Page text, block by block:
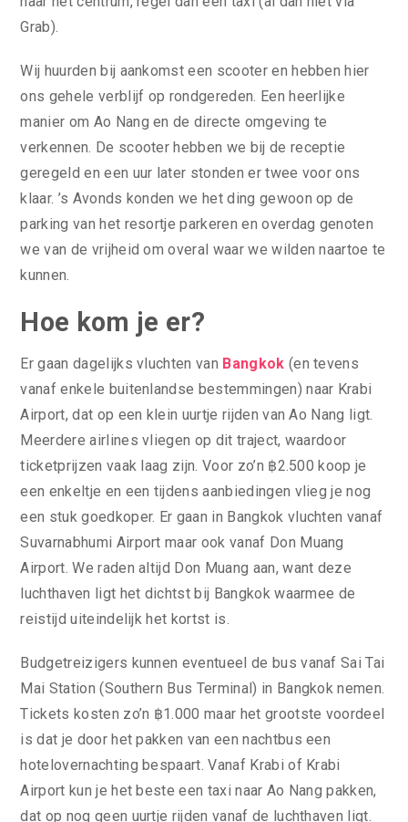
Grab).
Wij huurden bij aankomst een scooter en hebben hier
ons gehele verblijf op rondgereden. Een heerlijke
manier om Ao Nang en de directe omgeving te
verkennen. De scooter hebben we bij de receptie
geregeld en een uur later stonden er twee voor ons
klaar. ’s Avonds konden we het ding gewoon op de
parking van het resortje parkeren en overdag genoten
we van de vrijheid om overal waar we wilden naartoe te
kunnen.
Hoe kom je er?
Er gaan dagelijks vluchten van Bangkok (en tevens
vanaf enkele buitenlandse bestemmingen) naar Krabi
Airport, dat op een klein uurtje rijden van Ao Nang ligt.
Meerdere airlines vliegen op dit traject, waardoor
ticketprijzen vaak laag zijn. Voor zo’n ฿2.500 koop je
een enkeltje en een tijdens aanbiedingen vlieg je nog
een stuk goedkoper. Er gaan in Bangkok vluchten vanaf
Suvarnabhumi Airport maar ook vanaf Don Muang
Airport. We raden altijd Don Muang aan, want deze
luchthaven ligt het dichtst bij Bangkok waarmee de
reistijd uiteindelijk het kortst is.
Budgetreizigers kunnen eventueel de bus vanaf Sai Tai
Mai Station (Southern Bus Terminal) in Bangkok nemen.
Tickets kosten zo’n ฿1.000 maar het grootste voordeel
is dat je door het pakken van een nachtbus een
hotelovernachting bespaart. Vanaf Krabi of Krabi
Airport kun je het beste een taxi naar Ao Nang pakken,
dat op nog geen uurtje rijden vanaf de luchthaven ligt.